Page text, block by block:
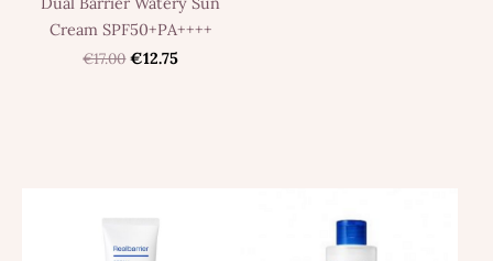
Cream SPF50+PA++++
€17.00 €12.75